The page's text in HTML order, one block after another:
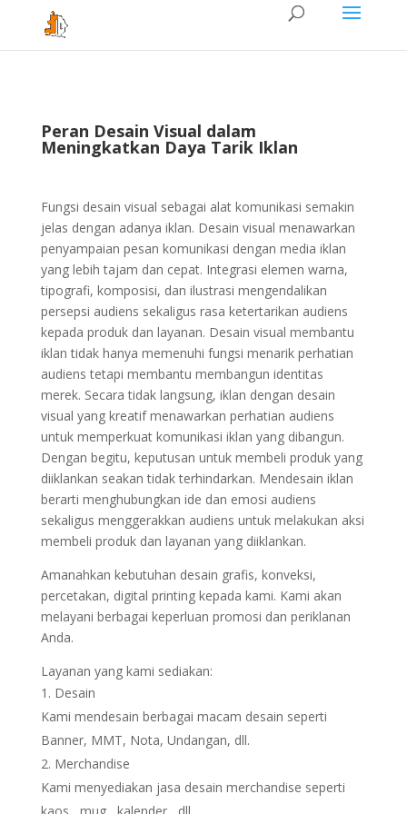
Peran Desain Visual dalam
Meningkatkan Daya Tarik Iklan
Fungsi desain visual sebagai alat komunikasi semakin
jelas dengan adanya iklan. Desain visual menawarkan
penyampaian pesan komunikasi dengan media iklan
yang lebih tajam dan cepat. Integrasi elemen warna,
tipografi, komposisi, dan ilustrasi mengendalikan
persepsi audiens sekaligus rasa ketertarikan audiens
kepada produk dan layanan. Desain visual membantu
iklan tidak hanya memenuhi fungsi menarik perhatian
audiens tetapi membantu membangun identitas
merek. Secara tidak langsung, iklan dengan desain
visual yang kreatif menawarkan perhatian audiens
untuk memperkuat komunikasi iklan yang dibangun.
Dengan begitu, keputusan untuk membeli produk yang
diiklankan seakan tidak terhindarkan. Mendesain iklan
berarti menghubungkan ide dan emosi audiens
sekaligus menggerakkan audiens untuk melakukan aksi
membeli produk dan layanan yang diiklankan.
Amanahkan kebutuhan desain grafis, konveksi,
percetakan, digital printing kepada kami. Kami akan
melayani berbagai keperluan promosi dan periklanan
Anda.
Layanan yang kami sediakan:
Desain
Kami mendesain berbagai macam desain seperti
Banner, MMT, Nota, Undangan, dll.
Merchandise
Kami menyediakan jasa desain merchandise seperti